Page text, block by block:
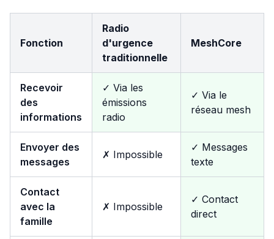
Fonction
Radio
d'urgence
traditionnelle
MeshCore
Recevoir
des
informations
✓ Via les
émissions
radio
✓ Via le
réseau mesh
Envoyer des
messages
✗ Impossible
✓ Messages
texte
Contact
avec la
famille
✗ Impossible
✓ Contact
direct